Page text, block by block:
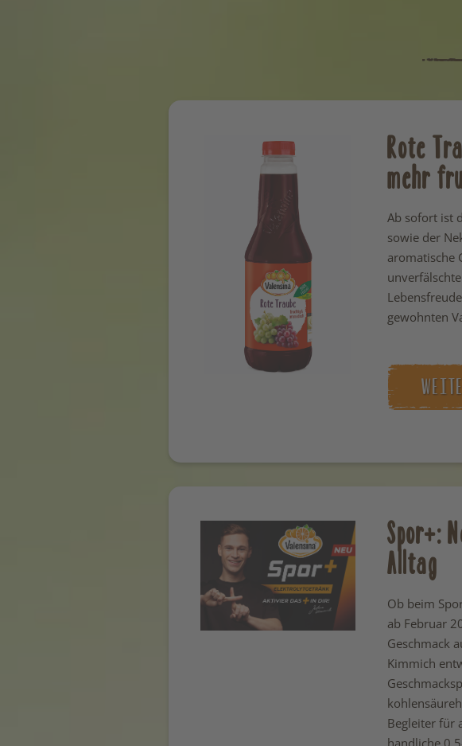
Rote
mehr
Ab sofort ist
sowie der
aromatische
gewohnten
Spor+:
Alltag
Ob beim
ab Februar
Geschmack
Kimmich
Begleiter für